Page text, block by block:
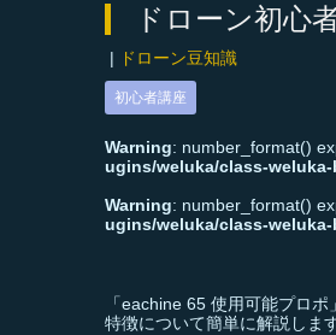
ドローン初心
ドローン豆知識
初心者講座
Warning: number_format()
ugins/weluka/class-
Warning: number_format()
ugins/weluka/class-
「eachine 65 使用可能プロ
特徴について簡単に解説しま